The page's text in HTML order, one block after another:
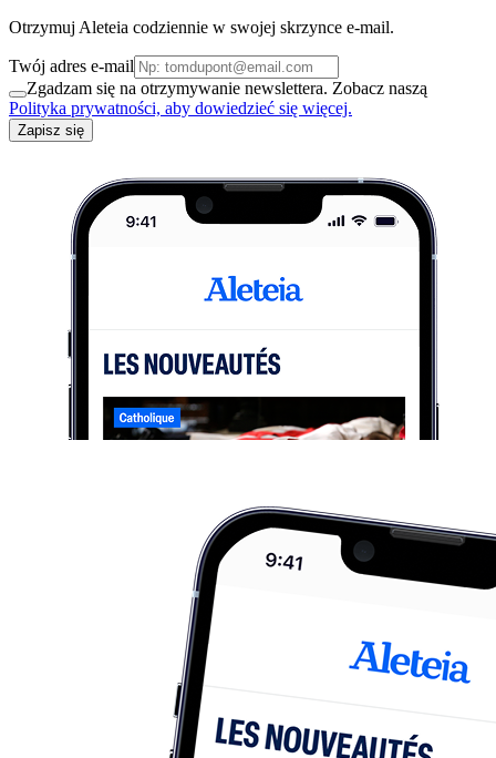
Otrzymuj Aleteia codziennie w swojej skrzynce e-mail.
Twój adres e-mail
Zgadzam się na otrzymywanie newslettera. Zobacz naszą
Polityka prywatności, aby dowiedzieć się więcej.
Zapisz się